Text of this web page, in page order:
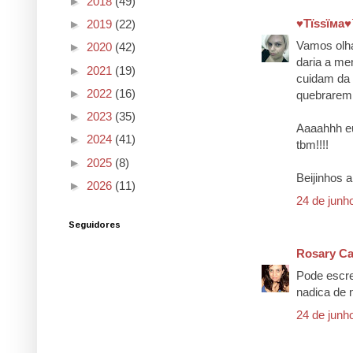
Vamos
daria a
cuidam
Aaaahhh
tbm!!!!
Beijinhos
24 de
Rosary
Pode
nadica de
24 de
► 2019 (22)
► 2020 (42)
► 2021 (19)
► 2022 (16)
► 2023 (35)
► 2024 (41)
► 2025 (8)
► 2026 (11)
Seguidores